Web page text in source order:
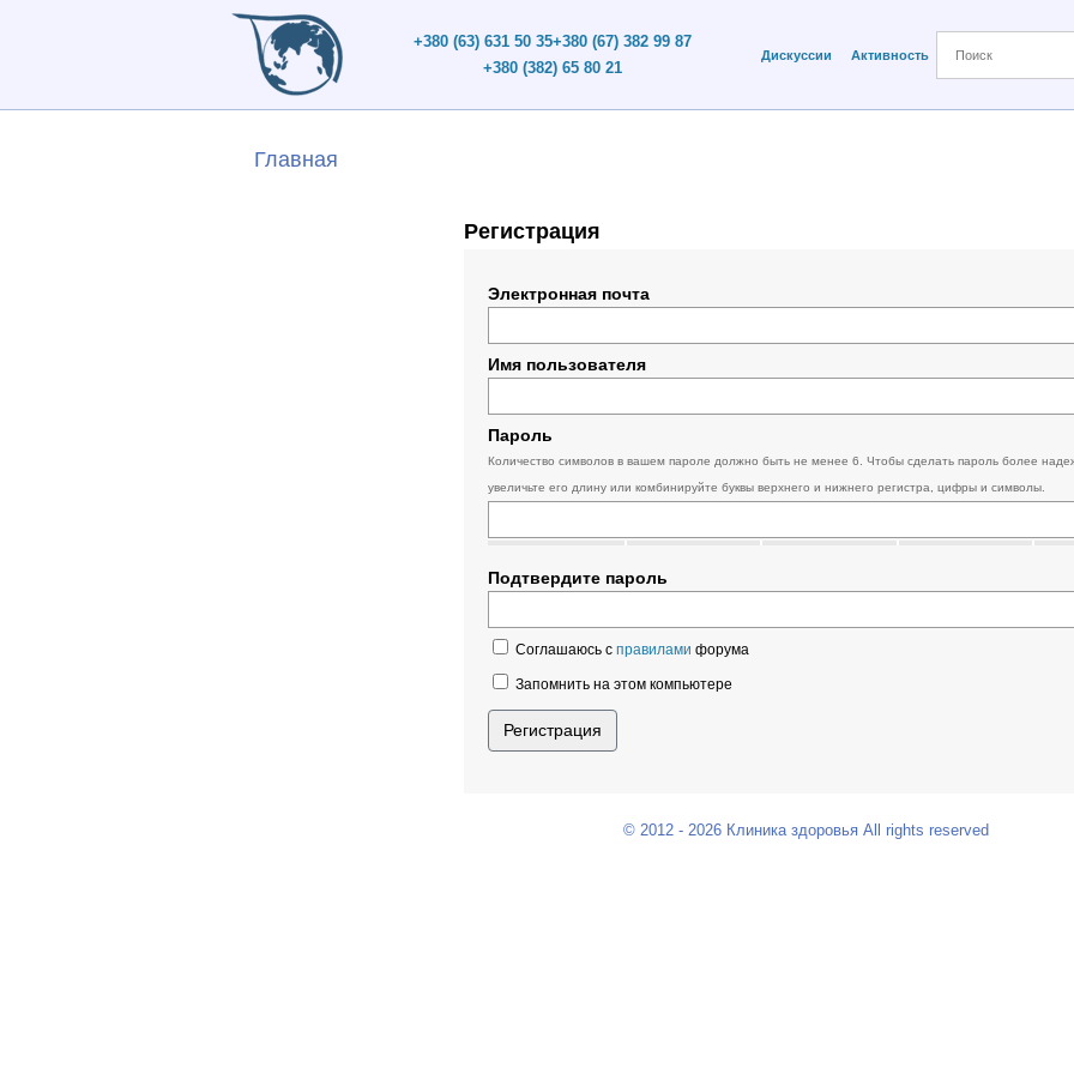
+380 (63) 631 50 35+380 (67) 382 99 87
+380 (382) 65 80 21
Дискуссии Активность
Главная
Регистрация
Электронная почта
Имя пользователя
Пароль
Количество символов в вашем пароле должно быть не менее 6. Чтобы сделать пароль более
увеличьте его длину или комбинируйте буквы верхнего и нижнего регистра, цифры и символы.
Подтвердите пароль
Соглашаюсь с правилами форума
Запомнить на этом компьютере
© 2012 - 2026 Клиника здоровья All rights reserved